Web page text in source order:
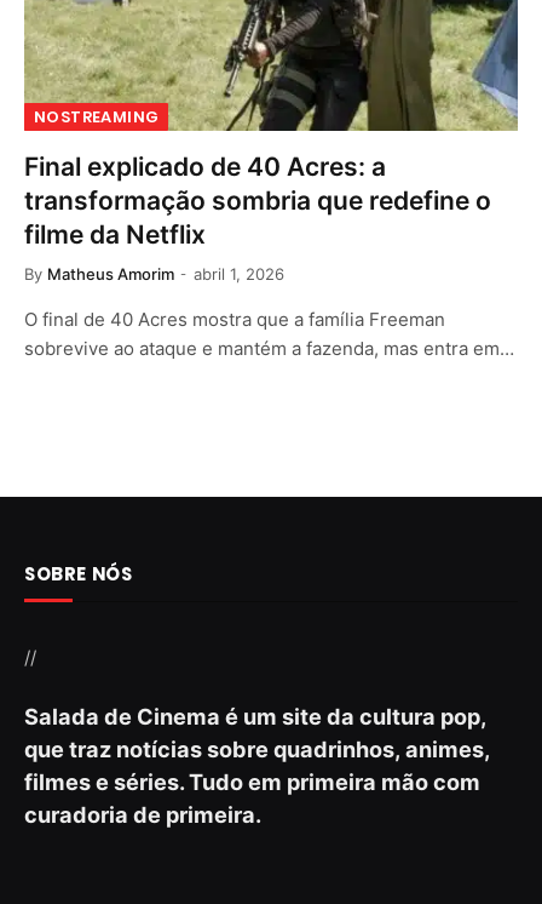
NOSTREAMING
Final explicado de 40 Acres: a
transformação sombria que redefine o
filme da Netflix
By Matheus Amorim abril 1, 2026
O final de 40 Acres mostra que a família Freeman
sobrevive ao ataque e mantém a fazenda, mas entra em…
SOBRE NÓS
//
Salada de Cinema é um site da cultura pop,
que traz notícias sobre quadrinhos, animes,
filmes e séries. Tudo em primeira mão com
curadoria de primeira.